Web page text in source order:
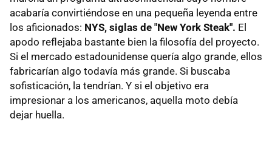
acabaría convirtiéndose en una pequeña leyenda entre
los aficionados: NYS, siglas de "New York Steak". El
apodo reflejaba bastante bien la filosofía del proyecto.
Si el mercado estadounidense quería algo grande, ellos
fabricarían algo todavía más grande. Si buscaba
sofisticación, la tendrían. Y si el objetivo era
impresionar a los americanos, aquella moto debía
dejar huella.